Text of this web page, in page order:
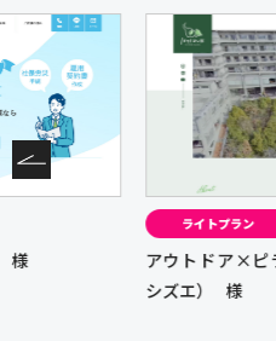
ライトプラン
アウトドア×ピラ
シズエ） 様